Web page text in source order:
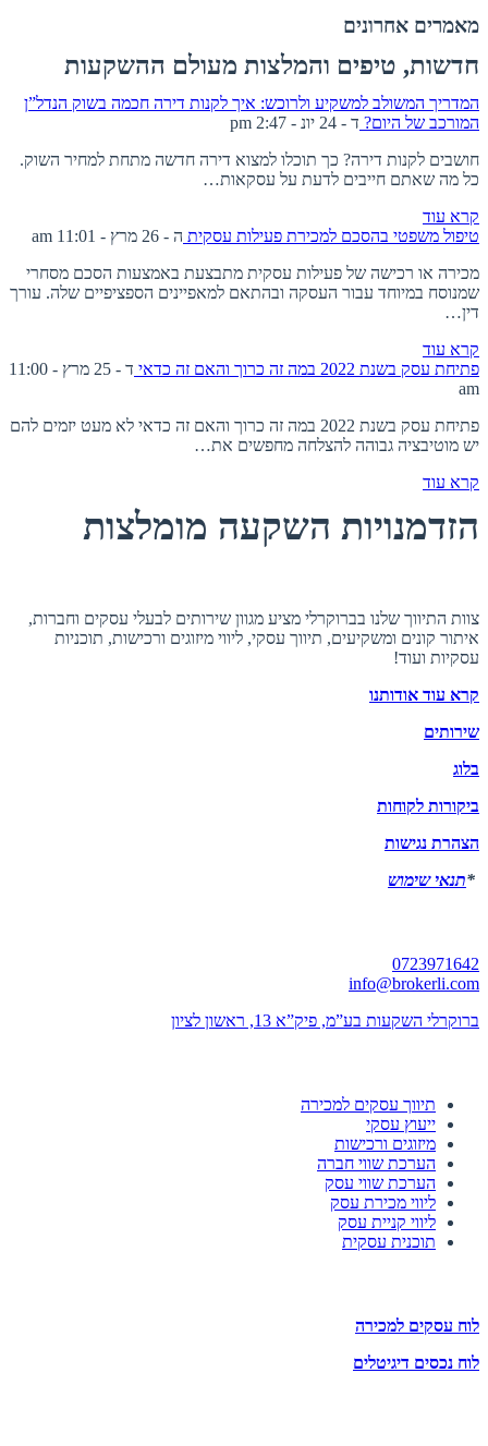
מאמרים אחרונים
חדשות, טיפים והמלצות מעולם ההשקעות
המדריך המשולב למשקיע ולרוכש: איך לקנות דירה חכמה בשוק הנדל”ן
המורכב של היום? ד - 24 יונ - 2:47 pm
חושבים לקנות דירה? כך תוכלו למצוא דירה חדשה מתחת למחיר השוק.
כל מה שאתם חייבים לדעת על עסקאות…
קרא עוד
טיפול משפטי בהסכם למכירת פעילות עסקית ה - 26 מרץ - 11:01 am
מכירה או רכישה של פעילות עסקית מתבצעת באמצעות הסכם מסחרי
שמנוסח במיוחד עבור העסקה ובהתאם למאפיינים הספציפיים שלה. עורך
דין…
קרא עוד
פתיחת עסק בשנת 2022 במה זה כרוך והאם זה כדאי
ד - 25 מרץ - 11:00
am
פתיחת עסק בשנת 2022 במה זה כרוך והאם זה כדאי לא מעט יזמים להם
יש מוטיבציה גבוהה להצלחה מחפשים את…
קרא עוד
הזדמנויות השקעה מומלצות
צוות התיווך שלנו בברוקרלי מציע מגוון שירותים לבעלי עסקים וחברות,
איתור קונים ומשקיעים, תיווך עסקי, ליווי מיזוגים ורכישות, תוכניות
עסקיות ועוד!
קרא עוד אודותנו
שירותים
בלוג
ביקורות לקוחות
הצהרת נגישות
*תנאי שימוש
0723971642
info@brokerli.com
ברוקרלי השקעות בע”מ, פיק”א 13, ראשון לציון
תיווך עסקים למכירה
ייעוץ עסקי
מיזוגים ורכישות
הערכת שווי חברה
הערכת שווי עסק
ליווי מכירת עסק
ליווי קניית עסק
תוכנית עסקית
לוח עסקים למכירה
לוח נכסים דיגיטלים